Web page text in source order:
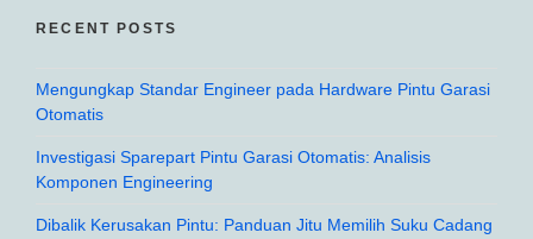
RECENT POSTS
Mengungkap Standar Engineer pada Hardware Pintu Garasi
Otomatis
Investigasi Sparepart Pintu Garasi Otomatis: Analisis
Komponen Engineering
Dibalik Kerusakan Pintu: Panduan Jitu Memilih Suku Cadang